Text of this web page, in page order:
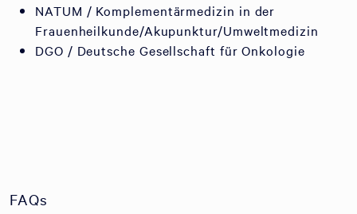
NATUM / Komplementärmedizin in der
Frauenheilkunde/Akupunktur/Umweltmedizin
DGO / Deutsche Gesellschaft für Onkologie
FAQs